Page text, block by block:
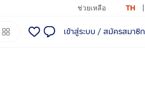
ช่วยเหลือ TH
เข้าสู่ระบบ / สมัครสมาชิก